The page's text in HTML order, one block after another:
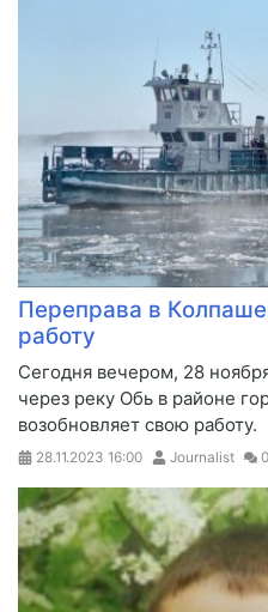
Переправа в
работу
Сегодня вечером, 28
через реку Обь в районе
возобновляет свою работу.
28.11.2023 16:00 Journalist 0